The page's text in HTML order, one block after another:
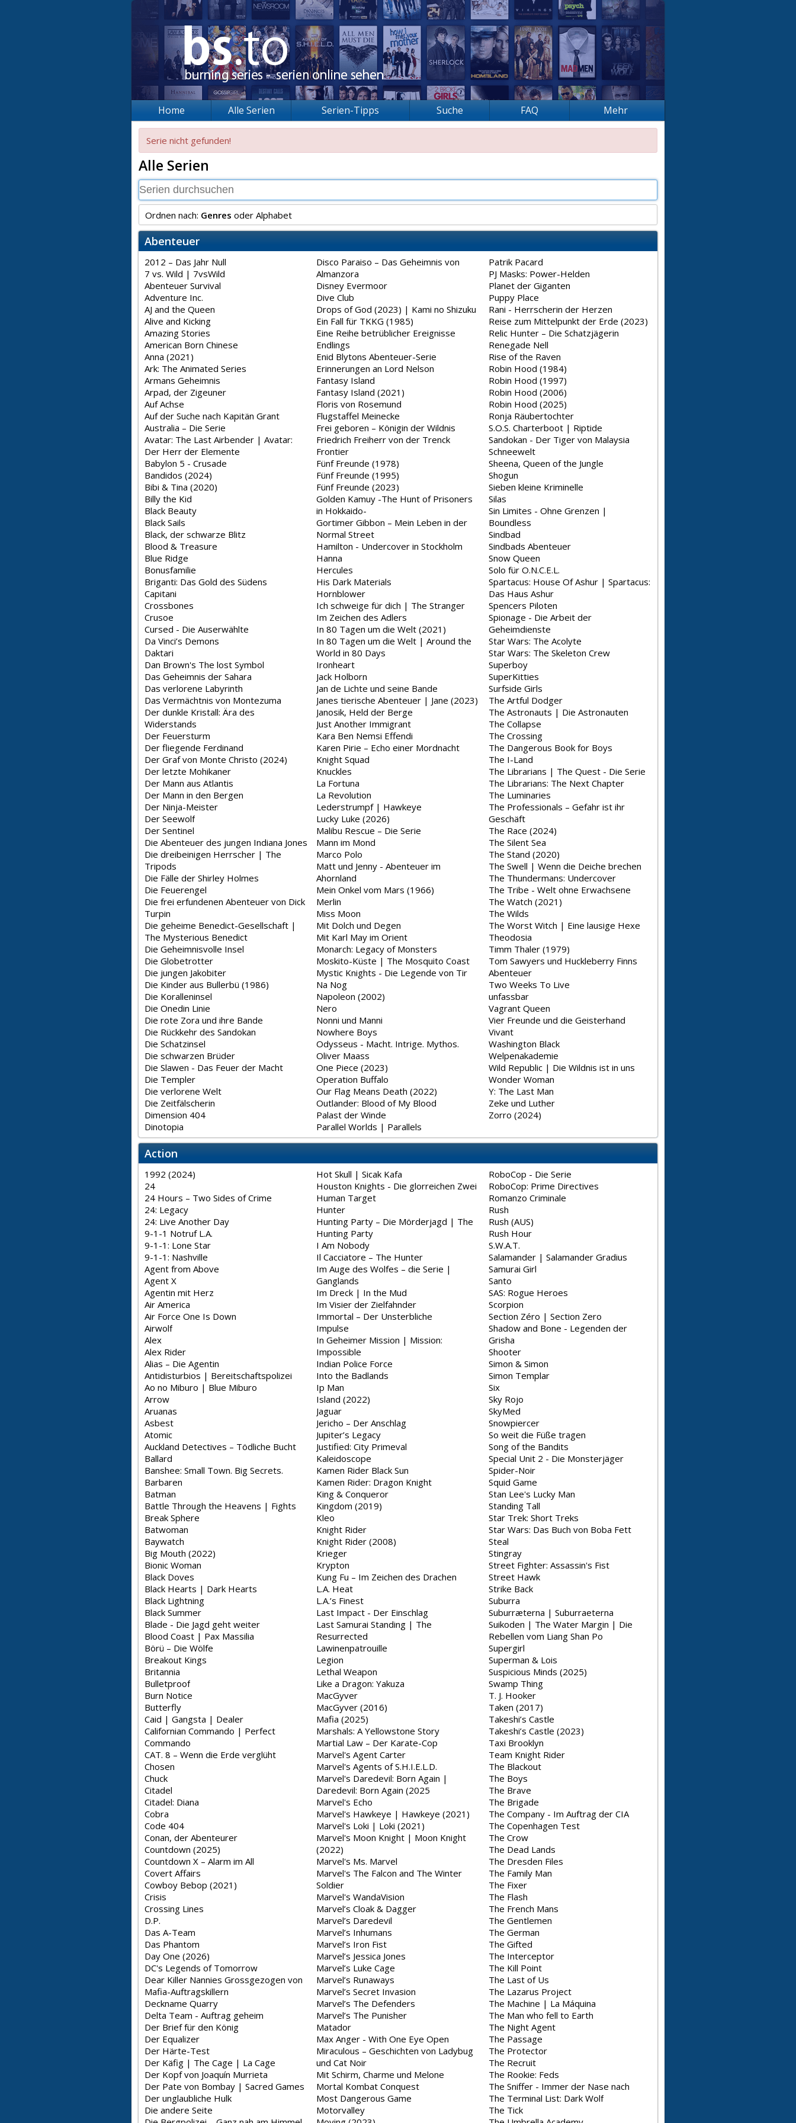
Home Alle Serien Serien-Tipps Suche FAQ Mehr
Serie nicht gefunden!
Alle Serien
Ordnen nach: Genres oder Alphabet
Abenteuer
2012 – Das Jahr Null
7 vs. Wild | 7vsWild
Abenteuer Survival
Adventure Inc.
AJ and the Queen
Alive and Kicking
Amazing Stories
American Born Chinese
Anna (2021)
Ark: The Animated Series
Armans Geheimnis
Arpad, der Zigeuner
Auf Achse
Auf der Suche nach Kapitän Grant
Australia – Die Serie
Avatar: The Last Airbender | Avatar:
Der Herr der Elemente
Babylon 5 - Crusade
Bandidos (2024)
Bibi & Tina (2020)
Billy the Kid
Black Beauty
Black Sails
Black, der schwarze Blitz
Blood & Treasure
Blue Ridge
Bonusfamilie
Briganti: Das Gold des Südens
Capitani
Crossbones
Crusoe
Cursed - Die Auserwählte
Da Vinci’s Demons
Daktari
Dan Brown's The lost Symbol
Das Geheimnis der Sahara
Das verlorene Labyrinth
Das Vermächtnis von Montezuma
Der dunkle Kristall: Ära des
Widerstands
Der Feuersturm
Der fliegende Ferdinand
Der Graf von Monte Christo (2024)
Der letzte Mohikaner
Der Mann aus Atlantis
Der Mann in den Bergen
Der Ninja-Meister
Der Seewolf
Der Sentinel
Die Abenteuer des jungen Indiana Jones
Die dreibeinigen Herrscher | The
Tripods
Die Fälle der Shirley Holmes
Die Feuerengel
Die frei erfundenen Abenteuer von Dick
Turpin
Die geheime Benedict-Gesellschaft |
The Mysterious Benedict
Die Geheimnisvolle Insel
Die Globetrotter
Die jungen Jakobiter
Die Kinder aus Bullerbü (1986)
Die Koralleninsel
Die Onedin Linie
Die rote Zora und ihre Bande
Die Rückkehr des Sandokan
Die Schatzinsel
Die schwarzen Brüder
Die Slawen - Das Feuer der Macht
Die Templer
Die verlorene Welt
Die Zeitfälscherin
Dimension 404
Dinotopia
Disco Paraiso – Das Geheimnis von
Almanzora
Disney Evermoor
Dive Club
Drops of God (2023) | Kami no Shizuku
Ein Fall für TKKG (1985)
Eine Reihe betrüblicher Ereignisse
Endlings
Enid Blytons Abenteuer-Serie
Erinnerungen an Lord Nelson
Fantasy Island
Fantasy Island (2021)
Floris von Rosemund
Flugstaffel Meinecke
Frei geboren – Königin der Wildnis
Friedrich Freiherr von der Trenck
Frontier
Fünf Freunde (1978)
Fünf Freunde (1995)
Fünf Freunde (2023)
Golden Kamuy -The Hunt of Prisoners
in Hokkaido-
Gortimer Gibbon – Mein Leben in der
Normal Street
Hamilton - Undercover in Stockholm
Hanna
Hercules
His Dark Materials
Hornblower
Ich schweige für dich | The Stranger
Im Zeichen des Adlers
In 80 Tagen um die Welt (2021)
In 80 Tagen um die Welt | Around the
World in 80 Days
Ironheart
Jack Holborn
Jan de Lichte und seine Bande
Janes tierische Abenteuer | Jane (2023)
Janosik, Held der Berge
Just Another Immigrant
Kara Ben Nemsi Effendi
Karen Pirie – Echo einer Mordnacht
Knight Squad
Knuckles
La Fortuna
La Revolution
Lederstrumpf | Hawkeye
Lucky Luke (2026)
Malibu Rescue – Die Serie
Mann im Mond
Marco Polo
Matt und Jenny - Abenteuer im
Ahornland
Mein Onkel vom Mars (1966)
Merlin
Miss Moon
Mit Dolch und Degen
Mit Karl May im Orient
Monarch: Legacy of Monsters
Moskito-Küste | The Mosquito Coast
Mystic Knights - Die Legende von Tir
Na Nog
Napoleon (2002)
Nero
Nonni und Manni
Nowhere Boys
Odysseus - Macht. Intrige. Mythos.
Oliver Maass
One Piece (2023)
Operation Buffalo
Our Flag Means Death (2022)
Outlander: Blood of My Blood
Palast der Winde
Parallel Worlds | Parallels
Patrik Pacard
PJ Masks: Power-Helden
Planet der Giganten
Puppy Place
Rani - Herrscherin der Herzen
Reise zum Mittelpunkt der Erde (2023)
Relic Hunter – Die Schatzjägerin
Renegade Nell
Rise of the Raven
Robin Hood (1984)
Robin Hood (1997)
Robin Hood (2006)
Robin Hood (2025)
Ronja Räubertochter
S.O.S. Charterboot | Riptide
Sandokan - Der Tiger von Malaysia
Schneewelt
Sheena, Queen of the Jungle
Shogun
Sieben kleine Kriminelle
Silas
Sin Limites - Ohne Grenzen |
Boundless
Sindbad
Sindbads Abenteuer
Snow Queen
Solo für O.N.C.E.L.
Spartacus: House Of Ashur | Spartacus:
Das Haus Ashur
Spencers Piloten
Spionage - Die Arbeit der
Geheimdienste
Star Wars: The Acolyte
Star Wars: The Skeleton Crew
Superboy
SuperKitties
Surfside Girls
The Artful Dodger
The Astronauts | Die Astronauten
The Collapse
The Crossing
The Dangerous Book for Boys
The I-Land
The Librarians | The Quest - Die Serie
The Librarians: The Next Chapter
The Luminaries
The Professionals – Gefahr ist ihr
Geschäft
The Race (2024)
The Silent Sea
The Stand (2020)
The Swell | Wenn die Deiche brechen
The Thundermans: Undercover
The Tribe - Welt ohne Erwachsene
The Watch (2021)
The Wilds
The Worst Witch | Eine lausige Hexe
Theodosia
Timm Thaler (1979)
Tom Sawyers und Huckleberry Finns
Abenteuer
Two Weeks To Live
unfassbar
Vagrant Queen
Vier Freunde und die Geisterhand
Vivant
Washington Black
Welpenakademie
Wild Republic | Die Wildnis ist in uns
Wonder Woman
Y: The Last Man
Zeke und Luther
Zorro (2024)
Action
1992 (2024)
24
24 Hours – Two Sides of Crime
24: Legacy
24: Live Another Day
9-1-1 Notruf L.A.
9-1-1: Lone Star
9-1-1: Nashville
Agent from Above
Agent X
Agentin mit Herz
Air America
Air Force One Is Down
Airwolf
Alex
Alex Rider
Alias – Die Agentin
Antidisturbios | Bereitschaftspolizei
Ao no Miburo | Blue Miburo
Arrow
Aruanas
Asbest
Atomic
Auckland Detectives – Tödliche Bucht
Ballard
Banshee: Small Town. Big Secrets.
Barbaren
Batman
Battle Through the Heavens | Fights
Break Sphere
Batwoman
Baywatch
Big Mouth (2022)
Bionic Woman
Black Doves
Black Hearts | Dark Hearts
Black Lightning
Black Summer
Blade - Die Jagd geht weiter
Blood Coast | Pax Massilia
Börü – Die Wölfe
Breakout Kings
Britannia
Bulletproof
Burn Notice
Butterfly
Caid | Gangsta | Dealer
Californian Commando | Perfect
Commando
CAT. 8 – Wenn die Erde verglüht
Chosen
Chuck
Citadel
Citadel: Diana
Cobra
Code 404
Conan, der Abenteurer
Countdown (2025)
Countdown X – Alarm im All
Covert Affairs
Cowboy Bebop (2021)
Crisis
Crossing Lines
D.P.
Das A-Team
Das Phantom
Day One (2026)
DC's Legends of Tomorrow
Dear Killer Nannies Grossgezogen von
Mafia-Auftragskillern
Deckname Quarry
Delta Team - Auftrag geheim
Der Brief für den König
Der Equalizer
Der Härte-Test
Der Käfig | The Cage | La Cage
Der Kopf von Joaquín Murrieta
Der Pate von Bombay | Sacred Games
Der unglaubliche Hulk
Die andere Seite
Hot Skull | Sicak Kafa
Houston Knights - Die glorreichen Zwei
Human Target
Hunter
Hunting Party – Die Mörderjagd | The
Hunting Party
I Am Nobody
Il Cacciatore – The Hunter
Im Auge des Wolfes – die Serie |
Ganglands
Im Dreck | In the Mud
Im Visier der Zielfahnder
Immortal – Der Unsterbliche
Impulse
In Geheimer Mission | Mission:
Impossible
Indian Police Force
Into the Badlands
Ip Man
Island (2022)
Jaguar
Jericho – Der Anschlag
Jupiter’s Legacy
Justified: City Primeval
Kaleidoscope
Kamen Rider Black Sun
Kamen Rider: Dragon Knight
King & Conqueror
Kingdom (2019)
Kleo
Knight Rider
Knight Rider (2008)
Krieger
Krypton
Kung Fu – Im Zeichen des Drachen
L.A. Heat
L.A.’s Finest
Last Impact - Der Einschlag
Last Samurai Standing | The
Resurrected
Lawinenpatrouille
Legion
Lethal Weapon
Like a Dragon: Yakuza
MacGyver
MacGyver (2016)
Mafia (2025)
Marshals: A Yellowstone Story
Martial Law – Der Karate-Cop
Marvel's Agent Carter
Marvel's Agents of S.H.I.E.L.D.
Marvel's Daredevil: Born Again |
Daredevil: Born Again (2025
Marvel's Echo
Marvel's Hawkeye | Hawkeye (2021)
Marvel's Loki | Loki (2021)
Marvel's Moon Knight | Moon Knight
(2022)
Marvel's Ms. Marvel
Marvel's The Falcon and The Winter
Soldier
Marvel's WandaVision
Marvel’s Cloak & Dagger
Marvel’s Daredevil
Marvel’s Inhumans
Marvel’s Iron Fist
Marvel’s Jessica Jones
Marvel’s Luke Cage
Marvel’s Runaways
Marvel’s Secret Invasion
Marvel’s The Defenders
Marvel’s The Punisher
Matador
Max Anger - With One Eye Open
Miraculous – Geschichten von Ladybug
und Cat Noir
Mit Schirm, Charme und Melone
Mortal Kombat Conquest
Most Dangerous Game
Motorvalley
RoboCop - Die Serie
RoboCop: Prime Directives
Romanzo Criminale
Rush
Rush (AUS)
Rush Hour
S.W.A.T.
Salamander | Salamander Gradius
Samurai Girl
Santo
SAS: Rogue Heroes
Scorpion
Section Zéro | Section Zero
Shadow and Bone - Legenden der
Grisha
Shooter
Simon & Simon
Simon Templar
Six
Sky Rojo
SkyMed
Snowpiercer
So weit die Füße tragen
Song of the Bandits
Special Unit 2 - Die Monsterjäger
Spider-Noir
Squid Game
Stan Lee's Lucky Man
Standing Tall
Star Trek: Short Treks
Star Wars: Das Buch von Boba Fett
Steal
Stingray
Street Fighter: Assassin's Fist
Street Hawk
Strike Back
Suburra
Suburræterna | Suburraeterna
Suikoden | The Water Margin | Die
Rebellen vom Liang Shan Po
Supergirl
Superman & Lois
Suspicious Minds (2025)
Swamp Thing
T. J. Hooker
Taken (2017)
Takeshi’s Castle
Takeshi’s Castle (2023)
Taxi Brooklyn
Team Knight Rider
The Blackout
The Boys
The Brave
The Brigade
The Company - Im Auftrag der CIA
The Copenhagen Test
The Crow
The Dead Lands
The Dresden Files
The Family Man
The Fixer
The Flash
The French Mans
The Gentlemen
The German
The Gifted
The Interceptor
The Kill Point
The Last of Us
The Lazarus Project
The Machine | La Máquina
The Man who fell to Earth
The Night Agent
The Passage
The Protector
The Recruit
The Rookie: Feds
The Sniffer - Immer der Nase nach
The Terminal List: Dark Wolf
The Tick